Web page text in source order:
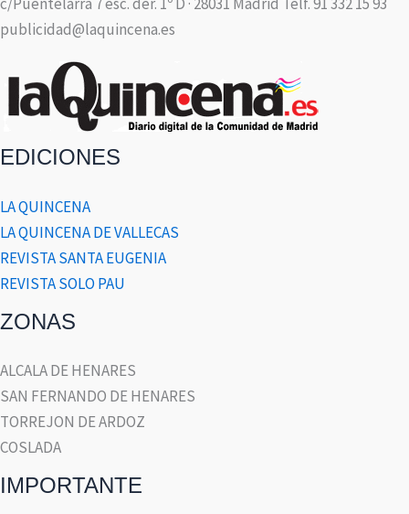
publicidad@laquincena.es
EDICIONES
LA QUINCENA
LA QUINCENA DE VALLECAS
REVISTA SANTA EUGENIA
REVISTA SOLO PAU
ZONAS
ALCALA DE HENARES
SAN FERNANDO DE HENARES
TORREJON DE ARDOZ
COSLADA
IMPORTANTE